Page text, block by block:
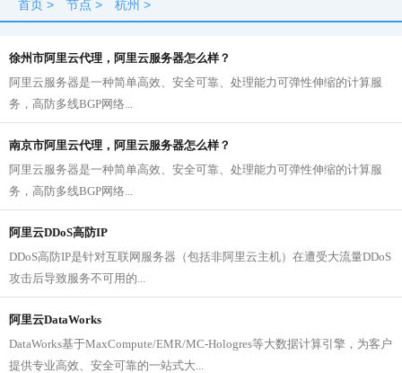
首页 > 节点 > 杭州 >
徐州市阿里云代理，阿里云服务器怎么样？
阿里云服务器是一种简单高效、安全可靠、处理能力可弹性伸缩的计算服
务，高防多线BGP网络...
南京市阿里云代理，阿里云服务器怎么样？
阿里云服务器是一种简单高效、安全可靠、处理能力可弹性伸缩的计算服
务，高防多线BGP网络...
阿里云DDoS高防IP
DDoS高防IP是针对互联网服务器（包括非阿里云主机）在遭受大流量DDoS
攻击后导致服务不可用的...
阿里云DataWorks
DataWorks基于MaxCompute/EMR/MC-Hologres等大数据计算引擎，为客户
提供专业高效、安全可靠的一站式大...